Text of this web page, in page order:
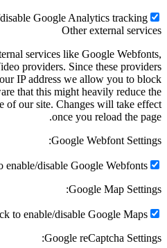
disable Google Analytics
Other external
external services like Google
Video providers. Since these
your IP address we allow you to
aware that this might heavily
of our site. Changes will take
once you reload the
Google Webfont
to enable/disable Google
Google Map
Click to enable/disable Google
Google reCaptcha